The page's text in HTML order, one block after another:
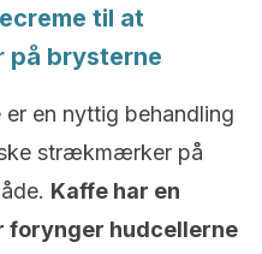
til at
brysterne
en nyttig behandling
strækmærker på
Kaffe har en
forynger hudcellerne